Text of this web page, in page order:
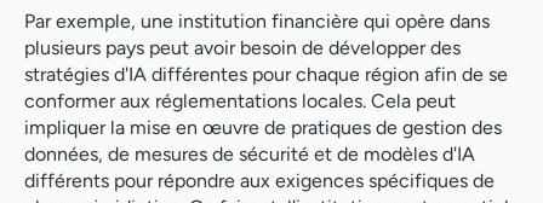
Par exemple, une institution financière qui opère dans
plusieurs pays peut avoir besoin de développer des
stratégies d'IA différentes pour chaque région afin de se
conformer aux réglementations locales. Cela peut
impliquer la mise en œuvre de pratiques de gestion des
données, de mesures de sécurité et de modèles d'IA
différents pour répondre aux exigences spécifiques de